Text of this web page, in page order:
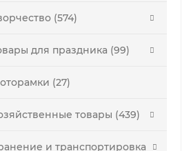
(574)
для праздника (99)
(27)
товары (439)
и транспортировка